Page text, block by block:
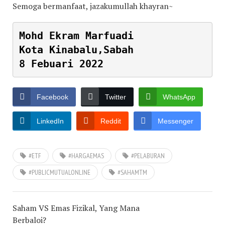
Semoga bermanfaat, jazakumullah khayran~
Mohd Ekram Marfuadi
Kota Kinabalu,Sabah
8 Febuari 2022
Facebook Twitter WhatsApp
LinkedIn Reddit Messenger
#ETF #HARGAEMAS
#PELABURAN
#PUBLICMUTUALONLINE
#SAHAMTM
Saham VS Emas Fizikal, Yang Mana
Berbaloi?